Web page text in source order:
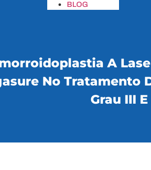
BLOG
A
No Tratamento
Grau III E